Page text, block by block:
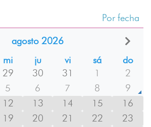
Por fecha
agosto 2026
mi ju vi sá
do
29 30 31 1
2
5 6 7 8
9
12 13 14 15
16
19 20 21 22
23